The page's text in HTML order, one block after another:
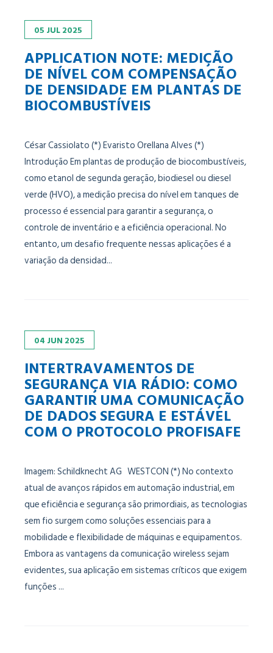
05 JUL2025
APPLICATION NOTE: MEDIÇÃO
DE NÍVEL COM COMPENSAÇÃO
DE DENSIDADE EM PLANTAS DE
BIOCOMBUSTÍVEIS
César Cassiolato (*) Evaristo Orellana Alves (*)
Introdução Em plantas de produção de biocombustíveis,
como etanol de segunda geração, biodiesel ou diesel
verde (HVO), a medição precisa do nível em tanques de
processo é essencial para garantir a segurança, o
controle de inventário e a eficiência operacional. No
entanto, um desafio frequente nessas aplicações é a
variação da densidad...
04 JUN 2025
INTERTRAVAMENTOS DE
SEGURANÇA VIA RÁDIO: COMO
GARANTIR UMA COMUNICAÇÃO
DE DADOS SEGURA E ESTÁVEL
COM O PROTOCOLO PROFISAFE
Imagem: Schildknecht AG WESTCON (*) No contexto
atual de avanços rápidos em automação industrial, em
que eficiência e segurança são primordiais, as tecnologias
sem fio surgem como soluções essenciais para a
mobilidade e flexibilidade de máquinas e equipamentos.
Embora as vantagens da comunicação wireless sejam
evidentes, sua aplicação em sistemas críticos que exigem
funções ...